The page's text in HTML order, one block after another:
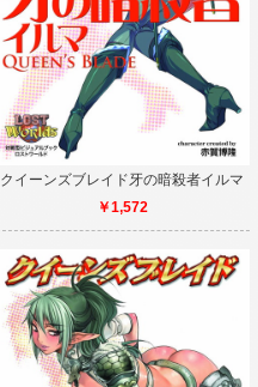
クイーンズブレイド牙の暗殺者イルマ
￥1,572